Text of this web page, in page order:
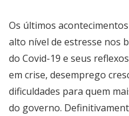
Os últimos
alto nível de estresse nos
do Covid-19 e seus
em crise, desemprego
dificuldades para quem
do governo.